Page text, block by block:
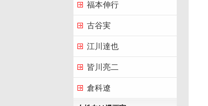
福本伸行
古谷実
江川達也
皆川亮二
倉科遼